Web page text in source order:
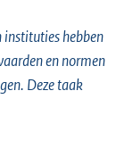
hebben
en normen
Deze taak